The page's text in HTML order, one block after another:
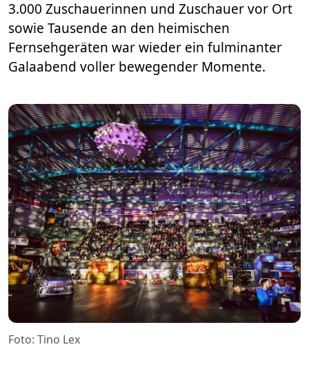
3.000 Zuschauerinnen und Zuschauer vor Ort
sowie Tausende an den heimischen
Fernsehgeräten war wieder ein fulminanter
Galaabend voller bewegender Momente.
Foto: Tino Lex